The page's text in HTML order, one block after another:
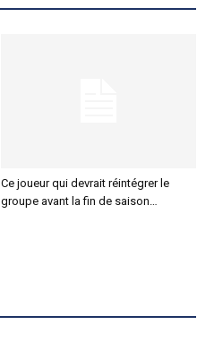
Ce joueur qui devrait réintégrer le
groupe avant la fin de saison…